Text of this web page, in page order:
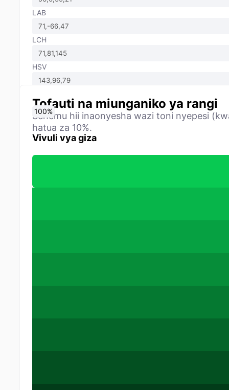
LAB
LCH
HSV
Tofauti na miunganiko ya rangi
Sehemu hii inaonyesha wazi toni nyepesi
hatua za 10%.
Vivuli vya giza
0%
10%
20%
30%
40%
50%
60%
70%
80%
90%
100%